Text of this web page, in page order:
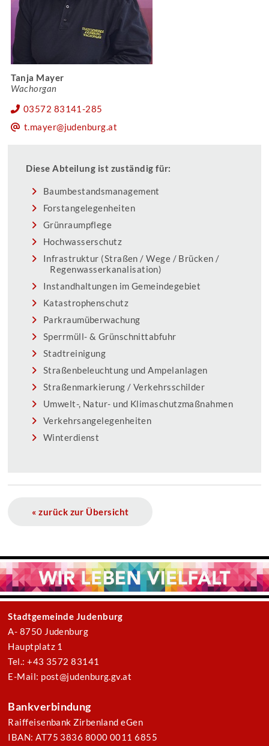
Tanja Mayer
Wachorgan
03572 83141-285
t.mayer@judenburg.at
Diese Abteilung ist zuständig für:
Baumbestandsmanagement
Forstangelegenheiten
Grünraumpflege
Hochwasserschutz
Infrastruktur (Straßen / Wege / Brücken /
Regenwasserkanalisation)
Instandhaltungen im Gemeindegebiet
Katastrophenschutz
Parkraumüberwachung
Sperrmüll- & Grünschnittabfuhr
Stadtreinigung
Straßenbeleuchtung und Ampelanlagen
Straßenmarkierung / Verkehrsschilder
Umwelt-, Natur- und Klimaschutzmaßnahmen
Verkehrsangelegenheiten
Winterdienst
« zurück zur Übersicht
Stadtgemeinde Judenburg
A- 8750 Judenburg
Hauptplatz 1
Tel.: +43 3572 83141
E-Mail: post@judenburg.gv.at
Bankverbindung
Raiffeisenbank Zirbenland eGen
IBAN: AT75 3836 8000 0011 6855